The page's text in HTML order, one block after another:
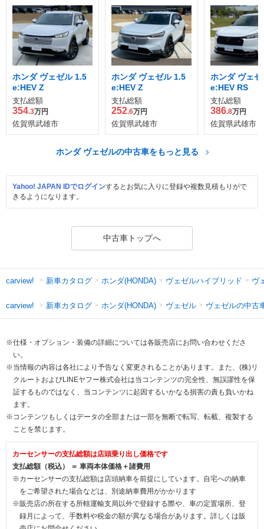
ホンダ ヴェゼル 1.5
e:HEV Z
支払総額
354.3万円
佐賀県武雄市
ホンダ ヴェゼル 1.5
e:HEV Z
支払総額
252.6万円
佐賀県武雄市
ホンダ ヴェ
e:HEV RS
支払総額
386.8万円
佐賀県武雄市
ホンダ ヴェゼルの中古車をもっと見る
Yahoo! JAPAN IDでログインするとお気に入りに登録や複数見積もりがで
きるようになります。
中古車トップへ
carview! 新車カタログ ホンダ(HONDA) ヴェゼルハイブリッド ヴ
carview! 新車カタログ ホンダ(HONDA) ヴェゼル ヴェゼルの中古
※仕様・オプション・装備の詳細については各販売店にお問い合わせくださ
い。
※当情報の内容は各社により予告なく変更されることがあります。また、(株)リ
クルートおよびLINEヤフー株式会社は当コンテンツの完全性、無誤謬性を保
証するものではなく、当コンテンツに起因するいかなる損害の責も負いかね
ます。
※コンテンツもしくはデータの全部または一部を無断で転写、転載、複製する
ことを禁じます。
カーセンサーの支払総額は店頭乗り出し価格です
支払総額（税込） ＝ 車両本体価格＋諸費用
※カーセンサーの支払総額は店頭納車を前提にしています。自宅への納車
をご希望された場合などは、別途納車費用がかかります
※販売店の所在する所轄運輸支局以外で登録する際や、車の定置場所、登
録月によって、手数料や税金の額が異なる場合があります。詳しくは販